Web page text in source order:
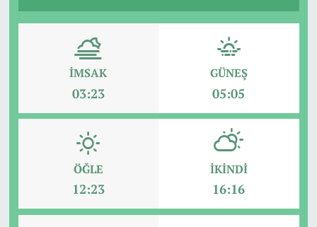
İMSAK
03:23
GÜNEŞ
05:05
ÖĞLE
12:23
İKINDI
16:16